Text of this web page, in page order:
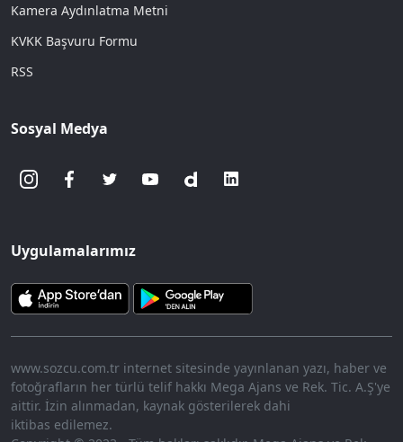
Kamera Aydınlatma Metni
KVKK Başvuru Formu
RSS
Sosyal Medya
Uygulamalarımız
www.sozcu.com.tr internet sitesinde yayınlanan yazı, haber ve
fotoğrafların her türlü telif hakkı Mega Ajans ve Rek. Tic. A.Ş'ye
aittir. İzin alınmadan, kaynak gösterilerek dahi
iktibas edilemez.